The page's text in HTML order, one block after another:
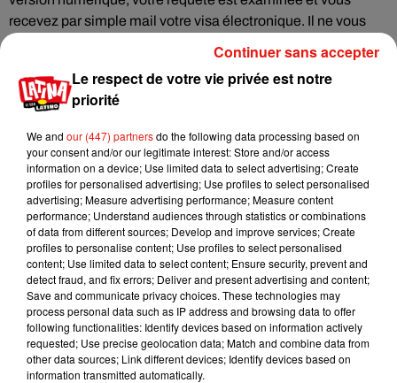
recevez par simple mail votre visa électronique. Il ne vous
présentez le visa et à vous les soirées salsa à la Havane.
Mais attention tout de même, il reste une petite difficulté
explique.
Le nouveau visa électronique est en effet facturé 22 euros
mais vous ne pouvez pas régler en ligne sur la plateforme
dédiée. Il vous faut adresser un chèque certifié ou bien faire
un virement. Certains consulats cubains en France
demanderaient même un règlement en espèces. Ce qui ne
facilite pas les choses. Alors, pour aller plus vite, on vous
conseille de vous adresser directement à une agence agréée
qui propose une solution clés en mains. Elle pourra en effet
soumettre votre demande de visa, vous informer du suivi et
effetcuer le règlement. Même si cela engendre quelques
Le respect de votre vie privée est notre
priorité
We and our (447) partnersdo the following data processing based on
your consent and/or our legitimate interest: Store and/or access
information on a device; Use limited data to select advertising; Create
profiles for personalised advertising; Use profiles to select personalised
advertising; Measure advertising performance; Measure content
performance; Understand audiences through statistics or combinations
of data from different sources; Develop and improve services; Create
profiles to personalise content; Use profiles to select personalised
content; Use limited data to select content; Ensure security, prevent and
detect fraud, and fix errors; Deliver and present advertising and content;
Save and communicate privacy choices. These technologies may
process personal data such as IP address and browsing data to offer
following functionalities: Identify devices based on information actively
requested; Use precise geolocation data; Match and combine data from
other data sources; Link different devices; Identify devices based on
information transmitted automatically.
Continuer sans accepter